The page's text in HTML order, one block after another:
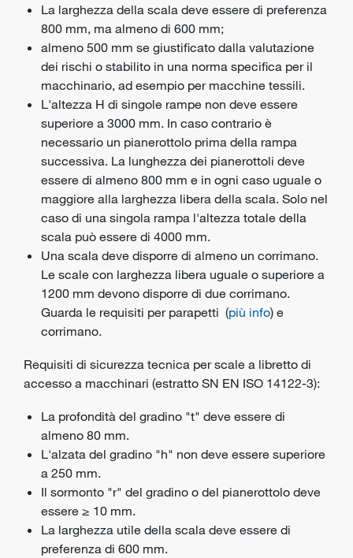
La larghezza della scala deve essere di preferenza
800 mm, ma almeno di 600 mm;
almeno 500 mm se giustificato dalla valutazione
dei rischi o stabilito in una norma specifica per il
macchinario, ad esempio per macchine tessili.
L'altezza H di singole rampe non deve essere
superiore a 3000 mm. In caso contrario è
necessario un pianerottolo prima della rampa
successiva. La lunghezza dei pianerottoli deve
essere di almeno 800 mm e in ogni caso uguale o
maggiore alla larghezza libera della scala. Solo nel
caso di una singola rampa l'altezza totale della
scala può essere di 4000 mm.
Una scala deve disporre di almeno un corrimano.
Le scale con larghezza libera uguale o superiore a
1200 mm devono disporre di due corrimano.
Guarda le requisiti per parapetti (più info) e
corrimano.
Requisiti di sicurezza tecnica per scale a libretto di
accesso a macchinari (estratto SN EN ISO 14122-3):
La profondità del gradino "t" deve essere di
almeno 80 mm.
L'alzata del gradino "h" non deve essere superiore
a 250 mm.
Il sormonto "r" del gradino o del pianerottolo deve
essere ≥ 10 mm.
La larghezza utile della scala deve essere di
preferenza di 600 mm.